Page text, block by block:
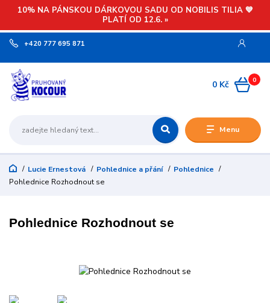
10% NA PÁNSKOU DÁRKOVOU SADU OD NOBILIS TILIA 💙
PLATÍ OD 12.6. »
Menu
+420 777 695 871
0
0 Kč
Lucie Ernestová Pohlednice a přání
Pohlednice
Pohlednice Rozhodnout se
Pohlednice Rozhodnout se